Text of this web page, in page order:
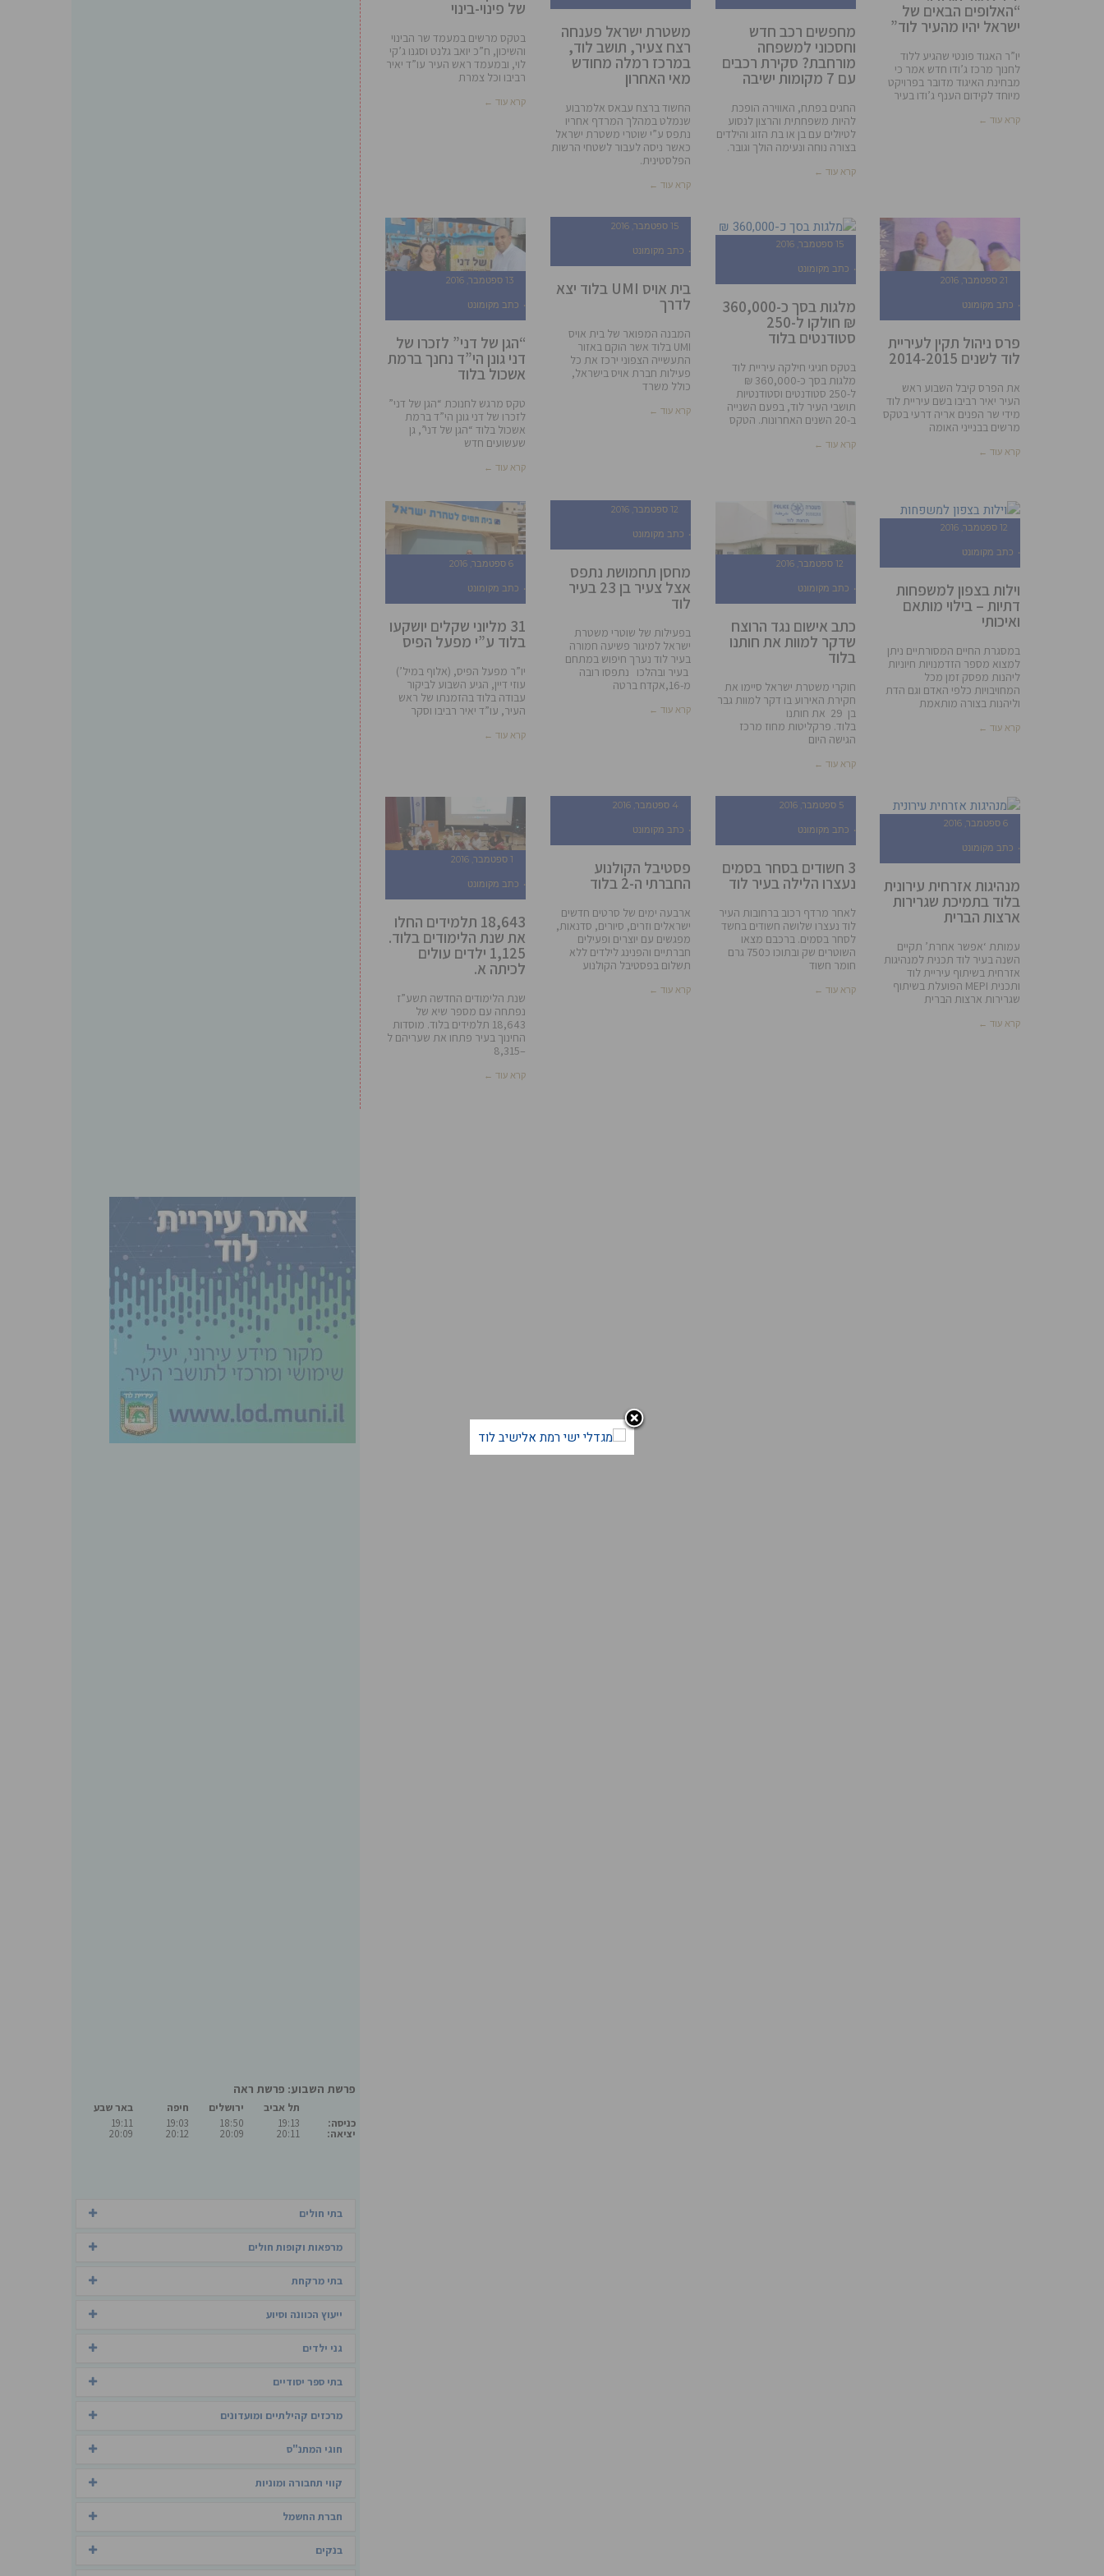
“האלופים הבאים של
ישראל יהיו מהעיר לוד”
יו”ר האגוד פונטי שהגיע ללוד
לחנוך מרכז ג’ודו חדש אמר כי
מבחינת האיגוד מדובר בפרויקט
מיוחד לקידום הענף ג’ודו בעיר
קרא עוד ←
מחפשים רכב חדש
וחסכוני למשפחה
מורחבת? סקירת רכבים
עם 7 מקומות ישיבה
החגים בפתח, האווירה הופכת
להיות משפחתית והרצון לנסוע
לטיולים עם בן או בת הזוג והילדים
בצורה נוחה ונעימה הולך וגובר.
קרא עוד ←
משטרת ישראל פענחה
רצח צעיר, תושב לוד,
במרכז רמלה מחודש
מאי האחרון
החשוד ברצח עבאס אלמרבוע
שנמלט במהלך המרדף אחריו
נתפס ע”י שוטרי משטרת ישראל
כאשר ניסה לעבור לשטחי הרשות
הפלסטינית.
קרא עוד ←
של פינוי-בינוי
בטקס מרשים במעמד שר הבינוי
והשיכון, ח”כ יואב גלנט וסגנו ג’קי
לוי, ובמעמד ראש העיר עו”ד יאיר
רביבו וכל צמרת
קרא עוד ←
21 ספטמבר, 2016
כתב מקומונט
פרס ניהול תקין לעיריית
לוד לשנים 2014-2015
את הפרס קיבל השבוע ראש
העיר יאיר רביבו בשם עיריית לוד
מידי שר הפנים אריה דרעי בטקס
מרשים בבנייני האומה
קרא עוד ←
15 ספטמבר, 2016
כתב מקומונט
מלגות בסך כ-360,000
₪ חולקו ל-250
סטודנטים בלוד
בטקס חגיגי חילקה עיריית לוד
מלגות בסך כ-360,000 ₪
ל-250 סטודנטים וסטודנטיות
תושבי העיר לוד, בפעם השנייה
ב-20 השנים האחרונות. הטקס
קרא עוד ←
15 ספטמבר, 2016
כתב מקומונט
בית אויס UMI בלוד יצא
לדרך
המבנה המפואר של בית אויס
UMI בלוד אשר הוקם באזור
התעשייה הצפוני ירכז את כל
פעילות חברת אויס בישראל,
כולל משרד
קרא עוד ←
13 ספטמבר, 2016
כתב מקומונט
“הגן של דני” לזכרו של
דני גונן הי”ד נחנך ברמת
אשכול בלוד
טקס מרגש לחנוכת “הגן של דני”
לזכרו של דני גונן הי”ד ברמת
אשכול בלוד “הגן של דני”, גן
שעשועים חדש
קרא עוד ←
12 ספטמבר, 2016
כתב מקומונט
וילות בצפון למשפחות
דתיות – בילוי מותאם
ואיכותי
במסגרת החיים המסורתיים ניתן
למצוא מספר הזדמנויות חיוניות
ליהנות מפסק זמן מכל
המחויבויות כלפי האדם וגם הדת
וליהנות בצורה מותאמת
קרא עוד ←
12 ספטמבר, 2016
כתב מקומונט
כתב אישום נגד הרוצח
שדקר למוות את חותנו
בלוד
חוקרי משטרת ישראל סיימו את
חקירת האירוע בו דקר למוות גבר
בן 29 את חותנו
בלוד. פרקליטות מחוז מרכז
הגישה היום
קרא עוד ←
12 ספטמבר, 2016
כתב מקומונט
מחסן תחמושת נתפס
אצל צעיר בן 23 בעיר
לוד
בפעילות של שוטרי משטרת
ישראל למיגור פשיעה חמורה
בעיר לוד נערך חיפוש במתחם
בעיר ובהלכו נתפסו רובה
מ-16,אקדח ברטה
קרא עוד ←
6 ספטמבר, 2016
כתב מקומונט
31 מליוני שקלים יושקעו
בלוד ע”י מפעל הפיס
יו”ר מפעל הפיס, (אלוף במיל’)
עוזי דיין, הגיע השבוע לביקור
עבודה בלוד בהזמנתו של ראש
העיר, עו”ד יאיר רביבו וסקר
קרא עוד ←
6 ספטמבר, 2016
כתב מקומונט
מנהיגות אזרחית עירונית
בלוד בתמיכת שגרירות
ארצות הברית
עמותת ‘אפשר אחרת’ תקיים
השנה בעיר לוד תכנית למנהיגות
אזרחית בשיתוף עיריית לוד
ותכנית MEPI הפועלת בשיתוף
שגרירות ארצות הברית
קרא עוד ←
5 ספטמבר, 2016
כתב מקומונט
3 חשודים בסחר בסמים
נעצרו הלילה בעיר לוד
לאחר מרדף רכוב ברחובות העיר
לוד נעצרו שלושה חשודים בחשד
לסחר בסמים. ברכבם מצאו
השוטרים שק ובתוכו כ750 גרם
חומר חשוד
קרא עוד ←
4 ספטמבר, 2016
כתב מקומונט
פסטיבל הקולנוע
החברתי ה-2 בלוד
ארבעה ימים של סרטים חדשים
ישראלים וזרים, סיורים, סדנאות,
מפגשים עם יוצרים ופעילים
חברתיים והפנינג לילדים ללא
תשלום בפסטיבל הקולנוע
קרא עוד ←
1 ספטמבר, 2016
כתב מקומונט
18,643 תלמידים החלו
את שנת הלימודים בלוד.
1,125 ילדים עולים
לכיתה א.
שנת הלימודים החדשה תשע”ז
נפתחה עם מספר שיא של
18,643 תלמידים בלוד. מוסדות
החינוך בעיר פתחו את שעריהם ל
–8,315
קרא עוד ←
פרשת השבוע: פרשת ראה
כניסה:
יציאה:
תל אביב
19:13
20:11
ירושלים
18:50
20:09
חיפה
19:03
20:12
באר שבע
19:11
20:09
בתי חולים
מרפאות וקופות חולים
בתי מרקחת
ייעוץ הכוונה וסיוע
גני ילדים
בתי ספר יסודיים
מרכזים קהילתיים ומועדונים
חוגי המתנ"ס
קווי תחבורה ומוניות
חברת החשמל
בנקים